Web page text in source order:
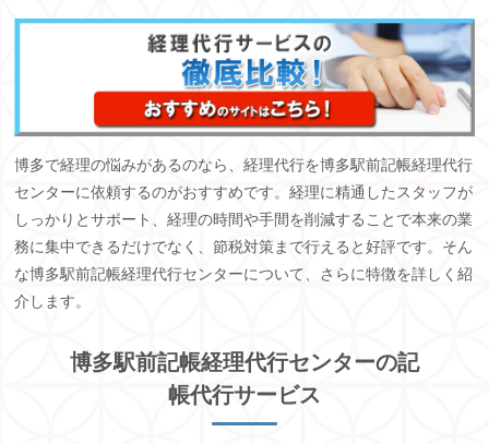
博多で経理の悩みがあるのなら、経理代行を博多駅前記帳経理代行
センターに依頼するのがおすすめです。経理に精通したスタッフが
しっかりとサポート、経理の時間や手間を削減することで本来の業
務に集中できるだけでなく、節税対策まで行えると好評です。そん
な博多駅前記帳経理代行センターについて、さらに特徴を詳しく紹
介します。
博多駅前記帳経理代行センターの記
帳代行サービス